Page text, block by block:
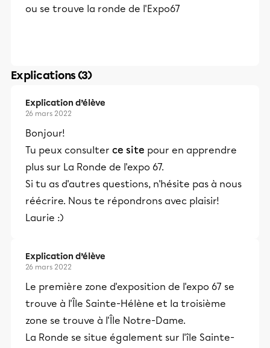
ou se trouve la ronde de l'Expo67
Explications (3)
Explication d’élève
26 mars 2022
Bonjour!
Tu peux consulter ce site pour en apprendre
plus sur La Ronde de l'expo 67.
Si tu as d'autres questions, n'hésite pas à nous
réécrire. Nous te répondrons avec plaisir!
Laurie :)
Explication d’élève
26 mars 2022
Le première zone d'exposition de l'expo 67 se
trouve à l'Île Sainte-Hélène et la troisième
zone se trouve à l'Île Notre-Dame.
La Ronde se situe également sur l'île Sainte-